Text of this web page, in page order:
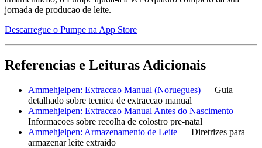
jornada de producao de leite.
Descarregue o Pumpe na App Store
Referencias e Leituras Adicionais
Ammehjelpen: Extraccao Manual (Noruegues) — Guia
detalhado sobre tecnica de extraccao manual
Ammehjelpen: Extraccao Manual Antes do Nascimento —
Informacoes sobre recolha de colostro pre-natal
Ammehjelpen: Armazenamento de Leite — Diretrizes para
armazenar leite extraido